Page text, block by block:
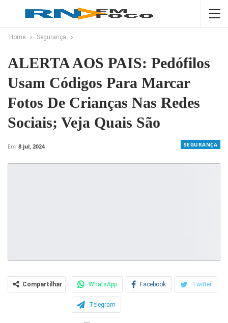
Home Segurança
ALERTA AOS PAIS: Pedófilos
Usam Códigos Para Marcar
Fotos De Crianças Nas Redes
Sociais; Veja Quais São
SEGURANÇA
Em 8 jul, 2024
Compartilhar WhatsApp Facebook Twitter
Telegram